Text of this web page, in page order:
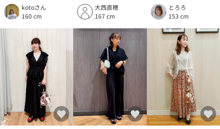
kotoさん
160 cm
大西直穂
167 cm
とろろ
153 cm